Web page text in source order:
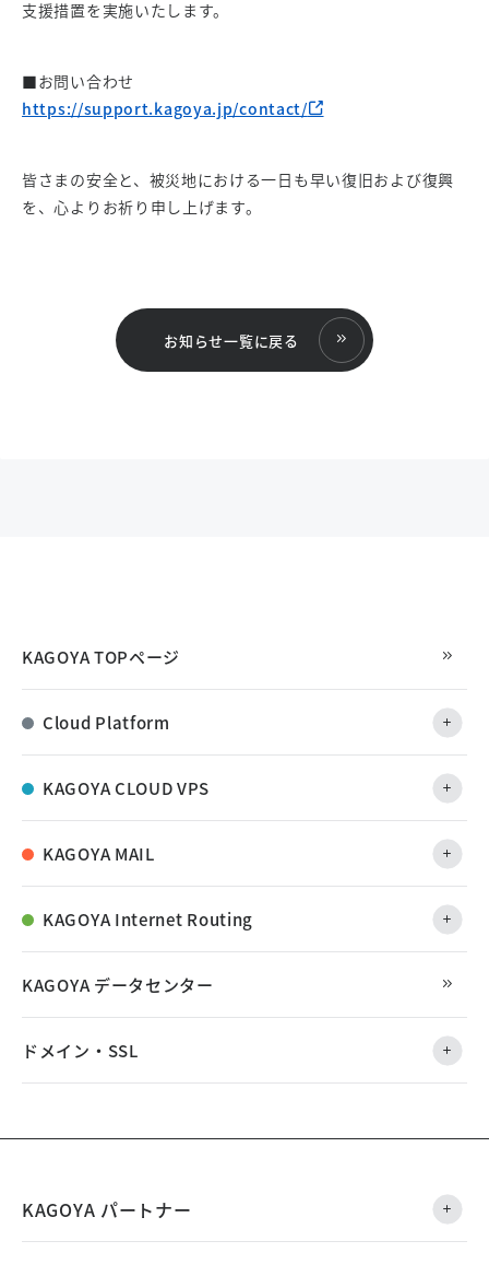
支援措置を実施いたします。
■お問い合わせ
https://support.kagoya.jp/contact/
皆さまの安全と、被災地における一日も早い復旧および復興
を、心よりお祈り申し上げます。
お知らせ一覧に戻る
KAGOYA TOPページ
Cloud Platform
KAGOYA CLOUD VPS
KAGOYA MAIL
KAGOYA Internet Routing
KAGOYA データセンター
ドメイン・SSL
KAGOYA パートナー